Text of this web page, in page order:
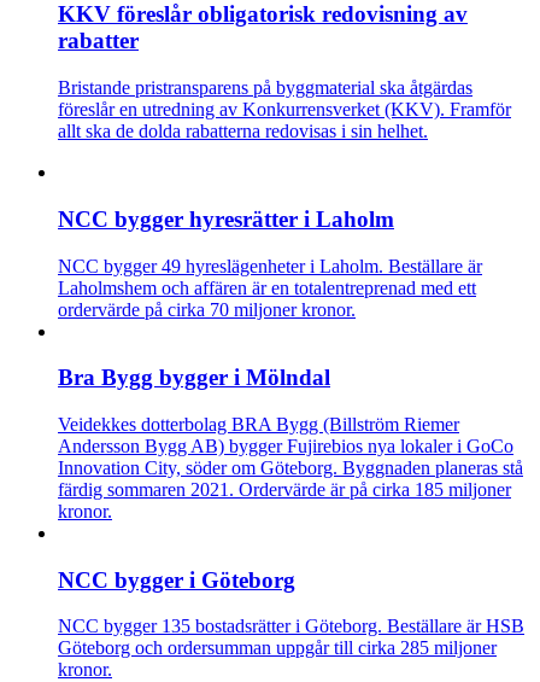
KKV föreslår obligatorisk redovisning av
rabatter
Bristande pristransparens på byggmaterial ska åtgärdas
föreslår en utredning av Konkurrensverket (KKV). Framför
allt ska de dolda rabatterna redovisas i sin helhet.
NCC bygger hyresrätter i Laholm
NCC bygger 49 hyreslägenheter i Laholm. Beställare är
Laholmshem och affären är en totalentreprenad med ett
ordervärde på cirka 70 miljoner kronor.
Bra Bygg bygger i Mölndal
Veidekkes dotterbolag BRA Bygg (Billström Riemer
Andersson Bygg AB) bygger Fujirebios nya lokaler i GoCo
Innovation City, söder om Göteborg. Byggnaden planeras stå
färdig sommaren 2021. Ordervärde är på cirka 185 miljoner
kronor.
NCC bygger i Göteborg
NCC bygger 135 bostadsrätter i Göteborg. Beställare är HSB
Göteborg och ordersumman uppgår till cirka 285 miljoner
kronor.